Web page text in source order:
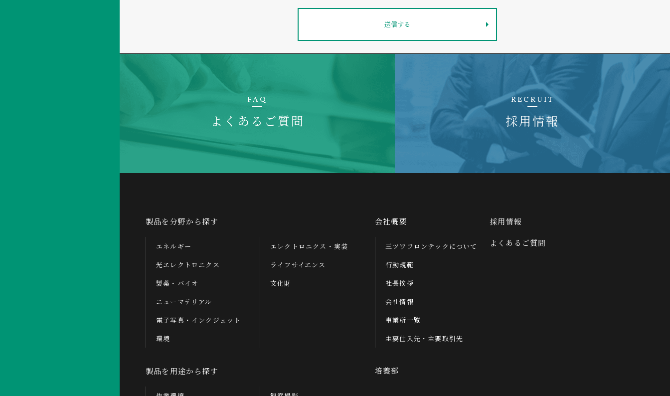
FAQ
よくあるご質問
RECRUIT
採用情報
製品を分野から探す
エネルギー
光エレクトロニクス
製薬・バイオ
ニューマテリアル
電子写真・インクジェット
環境
エレクトロニクス・実装
ライフサイエンス
文化財
製品を用途から探す
会社概要
三ツワフロンテックについて
行動規範
社長挨拶
会社情報
事業所一覧
主要仕入先・主要取引先
培養部
採用情報
よくあるご質問